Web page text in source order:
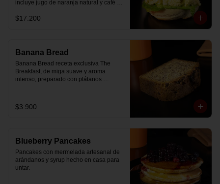
incluye jugo de naranja natural y café o
$17.200
Banana Bread
Banana Bread receta exclusiva The
Breakfast, de miga suave y aroma
intenso, preparado con plátanos
$3.900
Blueberry Pancakes
Pancakes con mermelada artesanal de
arándanos y syrup hecho en casa para
untar.